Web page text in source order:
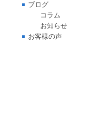
ブログ
コラム
お知らせ
お客様の声